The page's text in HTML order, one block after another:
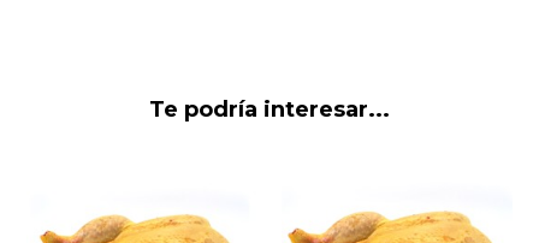
Te podría interesar...